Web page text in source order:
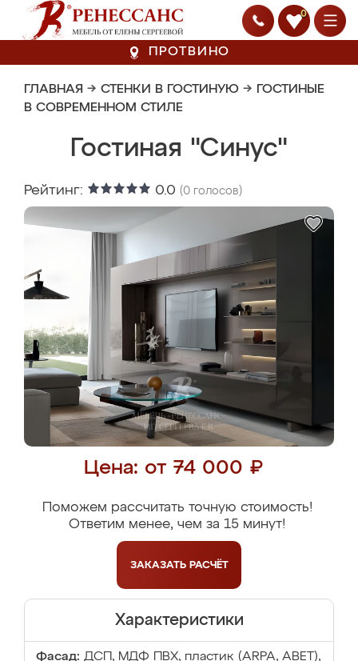
0
ПРОТВИНО
ГЛАВНАЯ → СТЕНКИ В ГОСТИНУЮ → ГОСТИНЫЕ
В СОВРЕМЕННОМ СТИЛЕ
Гостиная "Синус"
Рейтинг: 0.0 (0 голосов)
Цена: от 74 000 ₽
Поможем рассчитать точную стоимость!
Ответим менее, чем за 15 минут!
ЗАКАЗАТЬ РАСЧЁТ
Характеристики
Фасад: ДСП, МДФ ПВХ, пластик (ARPA, ABET),